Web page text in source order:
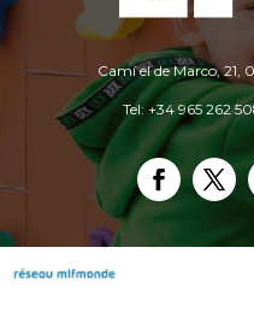
Camí el de Marco, 21,
Tel: +34 965 262